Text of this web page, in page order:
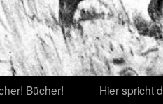
Bücher!
Hier spricht